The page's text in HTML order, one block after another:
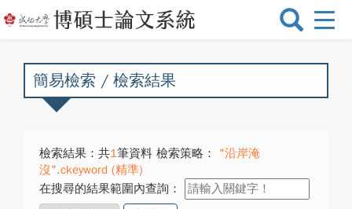
選
換
簡易檢索 / 檢索結果
檢索結果：共1筆資料 檢索策略：
"沿岸淹
沒".ckeyword (精準)
在搜尋的結果範圍內查詢：